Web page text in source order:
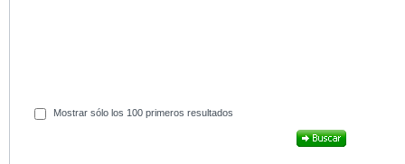
Mostrar sólo los 100 primeros resultados